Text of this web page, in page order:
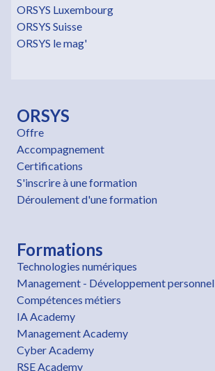
ORSYS Luxembourg
ORSYS Suisse
ORSYS le mag'
ORSYS
Offre
Accompagnement
Certifications
S'inscrire à une formation
Déroulement d'une formation
Formations
Technologies numériques
Management - Développement personnel
Compétences métiers
IA Academy
Management Academy
Cyber Academy
RSE Academy